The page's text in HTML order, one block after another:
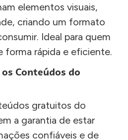
elementos visuais,
criando um formato
Ideal para quem
forma rápida e eficiente.
Conteúdos do
gratuitos do
a garantia de estar
confiáveis e de